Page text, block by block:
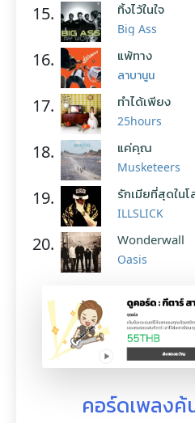
15. ทิ้งไว้ในใจ
Big Ass
16. แพ้ทาง
ลาบานูน
17. ทำได้เพียง
25hours
18. แค่คุณ
Musketeers
19. รักเมียที่สุดในโ
ILLSLICK
20. Wonderwall
Oasis
คอร์ดเพลงค้